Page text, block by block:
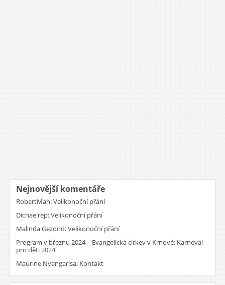
Nejnovější komentáře
RobertMah:Velikonoční přání
Dichaelrep:Velikonoční přání
Malinda Gezond:Velikonoční přání
Program v březnu 2024 – Evangelická církev v Krnově: Karneval
pro děti 2024
Maurine Nyangarisa: Kontakt